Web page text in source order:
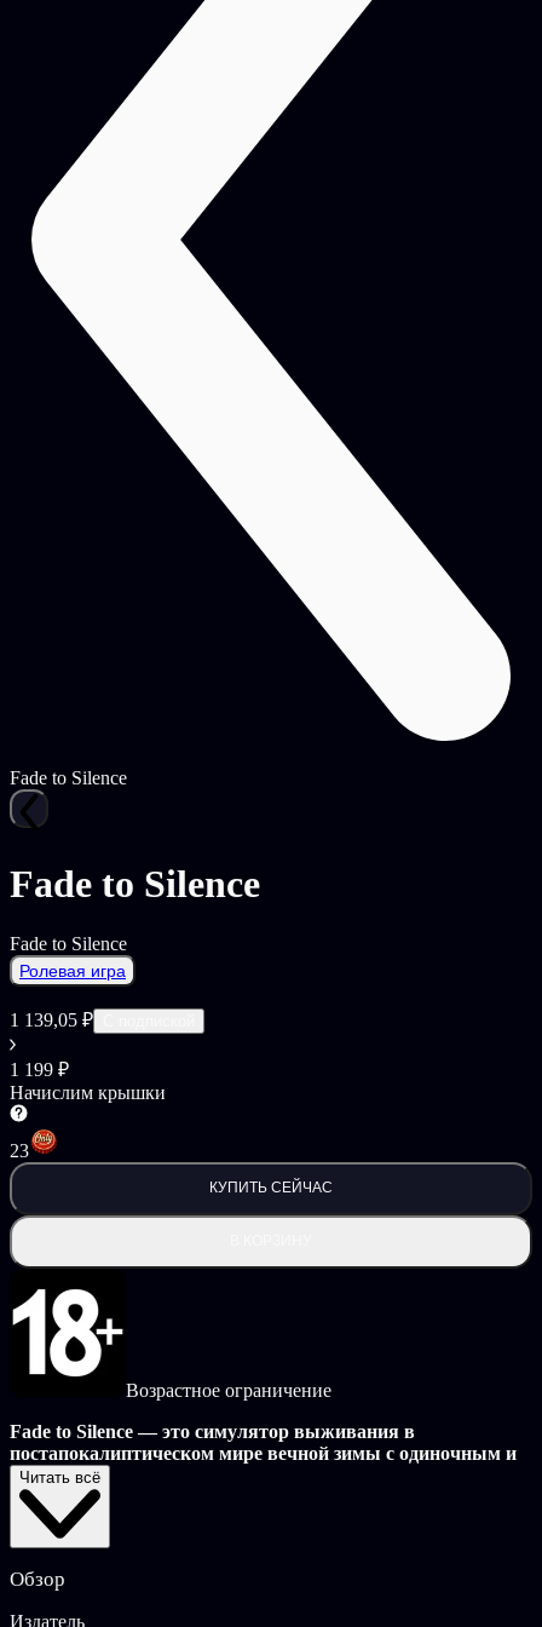
Fade to Silence
Fade to Silence
Fade to Silence
Ролевая игра
1 139,05 ₽
1 199 ₽
Начислим крышки
23
КУПИТЬ СЕЙЧАС
Возрастное ограничение
Fade to Silence — это симулятор выживания в
постапокалиптическом мире вечной зимы с одиночным и
совместным режимами. Земля скована снегом и льдом.
Природа осквернена. По мерзлым пустошам рыщут
кошмарные порождения зла.
которого терзает его собственный разум, исследовать ледяные
Читать всё
Обзор
Издатель